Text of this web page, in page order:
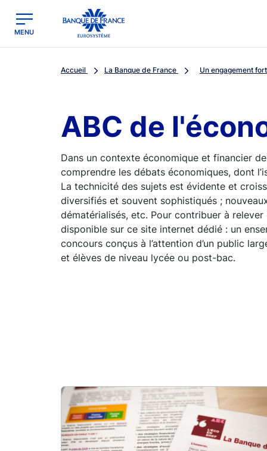
Banque de France - Menu Principal
MENU
Accueil La Banque de France Un engagement
ABC de
Dans un contexte économique et financier
comprendre les débats économiques, dont
La technicité des sujets est évidente et
diversifiés et souvent sophistiqués ;
dématérialisés, etc. Pour contribuer à
disponible sur ce site internet dédié : un
concours conçus à l’attention d’un public
et élèves de niveau lycée ou post-bac.